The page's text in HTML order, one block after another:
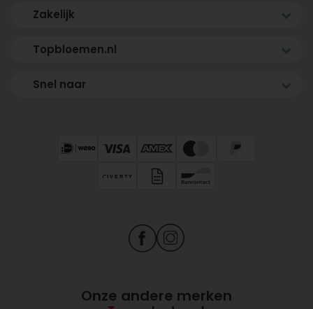
Zakelijk
Topbloemen.nl
Snel naar
Onze andere merken